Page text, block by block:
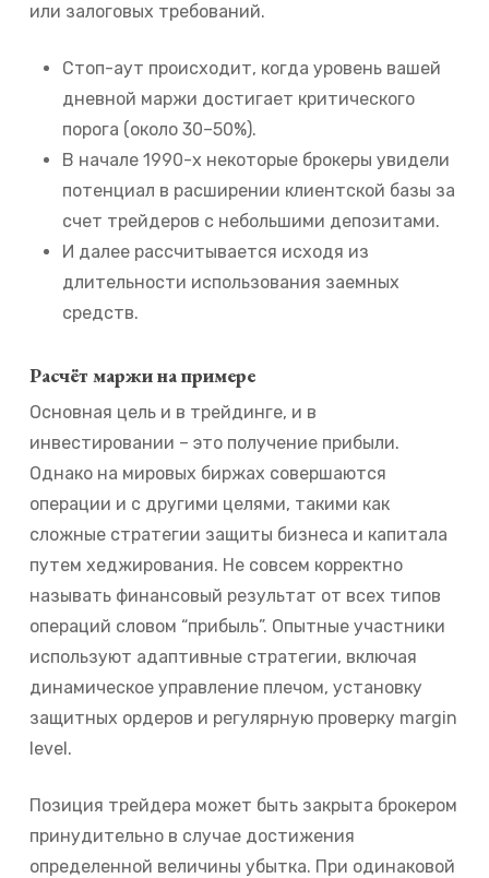
или залоговых требований.
Стоп-аут происходит, когда уровень вашей
дневной маржи достигает критического
порога (около 30–50%).
В начале 1990-х некоторые брокеры увидели
потенциал в расширении клиентской базы за
счет трейдеров с небольшими депозитами.
И далее рассчитывается исходя из
длительности использования заемных
средств.
Расчёт маржи на примере
Основная цель и в трейдинге, и в
инвестировании – это получение прибыли.
Однако на мировых биржах совершаются
операции и с другими целями, такими как
сложные стратегии защиты бизнеса и капитала
путем хеджирования. Не совсем корректно
называть финансовый результат от всех типов
операций словом “прибыль”. Опытные участники
используют адаптивные стратегии, включая
динамическое управление плечом, установку
защитных ордеров и регулярную проверку margin
level.
Позиция трейдера может быть закрыта брокером
принудительно в случае достижения
определенной величины убытка. При одинаковой